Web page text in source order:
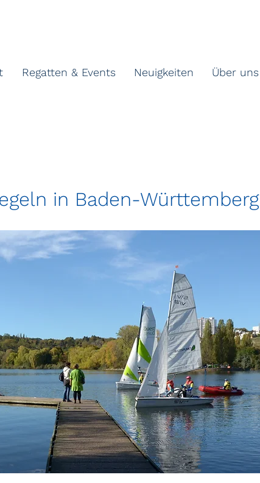
Regatten & Events Neuigkeiten Über uns
in Baden-Württemberg